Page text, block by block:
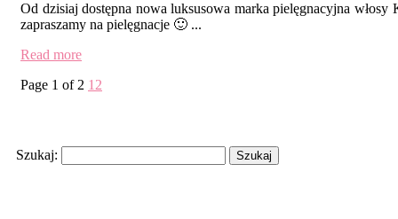
Od dzisiaj dostępna nowa luksusowa marka pielęgnacyjna
zapraszamy na pielęgnacje 🙂 ...
Read more
Page 1 of 2 1 2
Szukaj: